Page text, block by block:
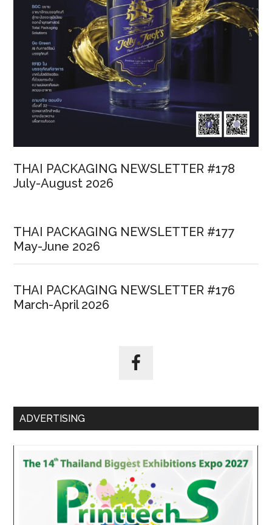
เสริม
ความ
ร่วม
มือ
ต่อย
อด
ธุรกิจ
อาหาร
ใน
ระดับ
ยิ่ง
ใหญ่
แห่ง
ปี
THAI PACKAGING NEWSLETTER #178
July-August 2026
THAI PACKAGING NEWSLETTER #177
May-June 2026
THAI PACKAGING NEWSLETTER #176
March-April 2026
ADVERTISING